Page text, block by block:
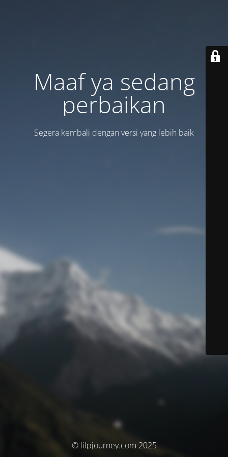
Maaf ya sedang
perbaikan
Segera kembali dengan versi yang lebih baik
© lilpjourney.com 2025